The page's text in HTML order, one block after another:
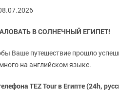
В СОЛНЕЧНЫЙ ЕГИПЕТ!
Ваше путешествие прошло
на английском языке.
TEZ Tour в Eгипте (24h,